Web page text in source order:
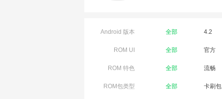
Android 版本 全部 4.2
ROM UI 全部 官方
ROM 特色 全部 流畅
ROM包类型 全部 卡刷包